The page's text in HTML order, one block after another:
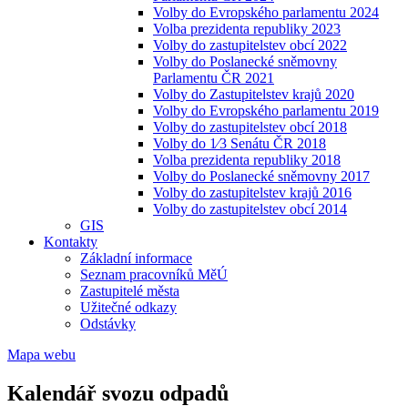
Volby do Evropského parlamentu 2024
Volba prezidenta republiky 2023
Volby do zastupitelstev obcí 2022
Volby do Poslanecké sněmovny
Parlamentu ČR 2021
Volby do Zastupitelstev krajů 2020
Volby do Evropského parlamentu 2019
Volby do zastupitelstev obcí 2018
Volby do 1⁄3 Senátu ČR 2018
Volba prezidenta republiky 2018
Volby do Poslanecké sněmovny 2017
Volby do zastupitelstev krajů 2016
Volby do zastupitelstev obcí 2014
GIS
Kontakty
Základní informace
Seznam pracovníků MěÚ
Zastupitelé města
Užitečné odkazy
Odstávky
Mapa webu
Kalendář svozu odpadů